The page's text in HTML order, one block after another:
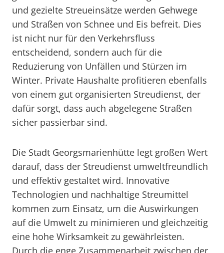
und gezielte Streueinsätze werden Gehwege
und Straßen von Schnee und Eis befreit. Dies
ist nicht nur für den Verkehrsfluss
entscheidend, sondern auch für die
Reduzierung von Unfällen und Stürzen im
Winter. Private Haushalte profitieren ebenfalls
von einem gut organisierten Streudienst, der
dafür sorgt, dass auch abgelegene Straßen
sicher passierbar sind.
Die Stadt Georgsmarienhütte legt großen Wert
darauf, dass der Streudienst umweltfreundlich
und effektiv gestaltet wird. Innovative
Technologien und nachhaltige Streumittel
kommen zum Einsatz, um die Auswirkungen
auf die Umwelt zu minimieren und gleichzeitig
eine hohe Wirksamkeit zu gewährleisten.
Durch die enge Zusammenarbeit zwischen der